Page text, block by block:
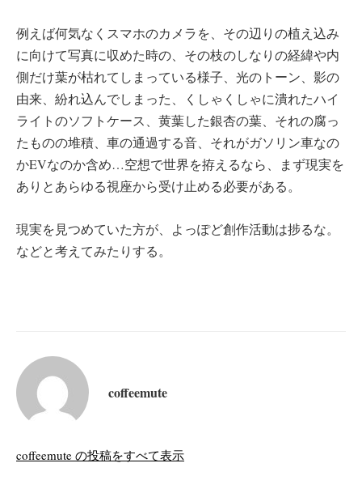
例えば何気なくスマホのカメラを、その辺りの植え込み
に向けて写真に収めた時の、その枝のしなりの経緯や内
側だけ葉が枯れてしまっている様子、光のトーン、影の
由来、紛れ込んでしまった、くしゃくしゃに潰れたハイ
ライトのソフトケース、黄葉した銀杏の葉、それの腐っ
たものの堆積、車の通過する音、それがガソリン車なの
かEVなのか含め…空想で世界を拵えるなら、まず現実を
ありとあらゆる視座から受け止める必要がある。
現実を見つめていた方が、よっぽど創作活動は捗るな。
などと考えてみたりする。
coffeemute
coffeemute の投稿をすべて表示